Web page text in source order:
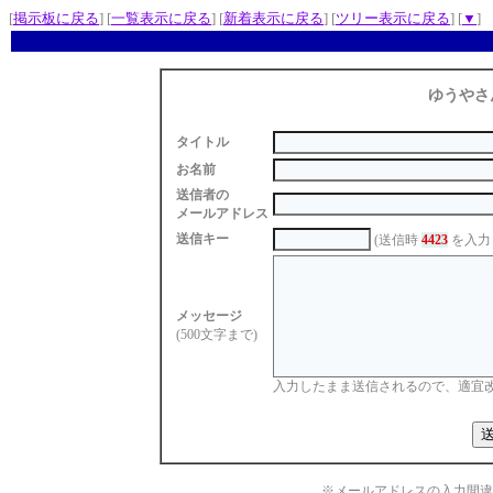
[掲示板に戻る] [一覧表示に戻る] [新着表示に戻る] [ツリー表示に戻る] [▼ ]
ゆうやさ
タイトル
お名前
送信者の
メールアドレス
送信キー
(送信時 4423を入力
メッセージ
(500文字まで)
入力したまま送信されるので、適宜